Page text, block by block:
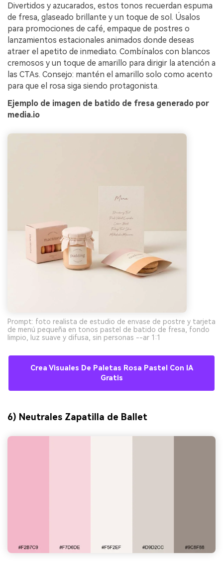
Divertidos y azucarados, estos tonos recuerdan espuma
de fresa, glaseado brillante y un toque de sol. Úsalos
para promociones de café, empaque de postres o
lanzamientos estacionales animados donde deseas
atraer el apetito de inmediato. Combínalos con blancos
cremosos y un toque de amarillo para dirigir la atención a
las CTAs. Consejo: mantén el amarillo solo como acento
para que el rosa siga siendo protagonista.
Ejemplo de imagen de batido de fresa generado por
media.io
Prompt: foto realista de estudio de envase de postre y tarjeta
de menú pequeña en tonos pastel de batido de fresa, fondo
limpio, luz suave y difusa, sin personas --ar 1:1
Crea Visuales De Paletas Rosa Pastel Con IA
Gratis
6) Neutrales Zapatilla de Ballet